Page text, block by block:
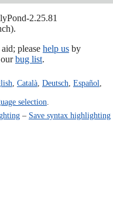
2.25.81
please help usby
bug list.
Català, Deutsch Español
selection
– Save syntax highlighting